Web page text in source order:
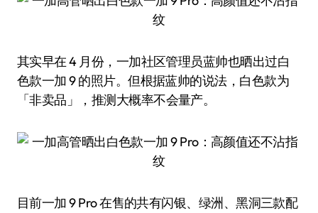
其实早在 4 月份，一加社区管理员蓝帅也晒出过白
色款一加 9 的照片。但根据蓝帅的说法，白色款为
「非卖品」，推测大概率不会量产。
目前一加 9 Pro 在售的共有闪银、绿洲、黑洞三款配